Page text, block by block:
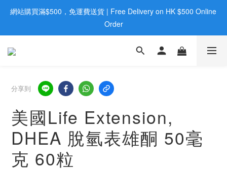
歡迎親臨旺角店購買：旺角弼街20號12樓B  |  RealDeal 保健品 |
WhatsApp 9560 0709
網站購買滿$500，免運費送貨 | Free Delivery on HK $500 Online
Order
歡迎親臨旺角店購買：旺角弼街20號12樓B  |  RealDeal 保健品 |
分享到
美國Life Extension,
DHEA 脫氫表雄酮 50毫
克 60粒